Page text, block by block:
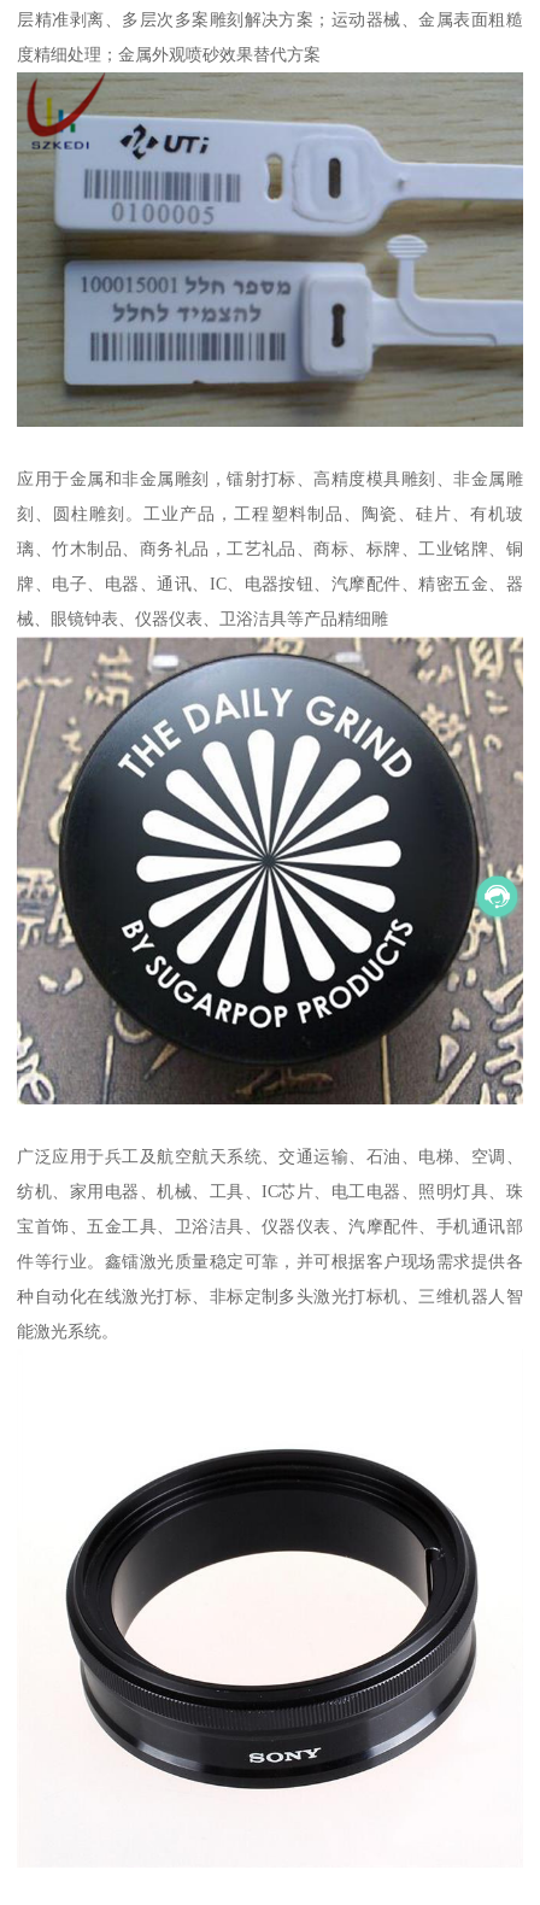
层精准剥离、多层次多案雕刻解决方案；运动器械、金属表面粗糙
度精细处理；金属外观喷砂效果替代方案
应用于金属和非金属雕刻，镭射打标、高精度模具雕刻、非金属雕
刻、圆柱雕刻。工业产品，工程塑料制品、陶瓷、硅片、有机玻
璃、竹木制品、商务礼品，工艺礼品、商标、标牌、工业铭牌、铜
牌、电子、电器、通讯、IC、电器按钮、汽摩配件、精密五金、器
械、眼镜钟表、仪器仪表、卫浴洁具等产品精细雕
广泛应用于兵工及航空航天系统、交通运输、石油、电梯、空调、
纺机、家用电器、机械、工具、IC芯片、电工电器、照明灯具、珠
宝首饰、五金工具、卫浴洁具、仪器仪表、汽摩配件、手机通讯部
件等行业。鑫镭激光质量稳定可靠，并可根据客户现场需求提供各
种自动化在线激光打标、非标定制多头激光打标机、三维机器人智
能激光系统。